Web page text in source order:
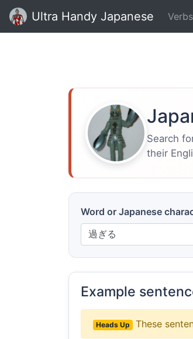
Ultra Handy Japanese Verbs
Search
their
Word or Japanese
Example
Heads Up These